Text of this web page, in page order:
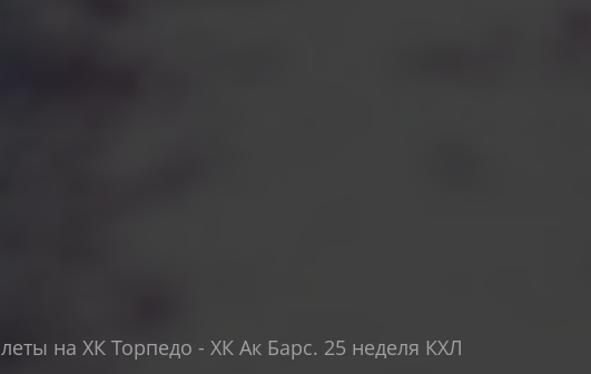
на ХК Торпедо - ХК Ак Барс. 25 неделя КХЛ